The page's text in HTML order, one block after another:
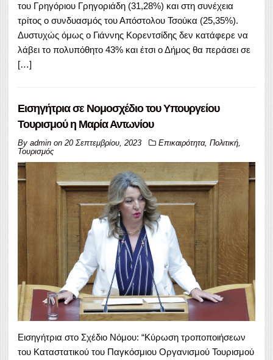
του Γρηγόριου Γρηγοριάδη (31,28%) και στη συνέχεια
τρίτος ο συνδυασμός του Απόστολου Τσούκα (25,35%).
Δυστυχώς όμως ο Γιάννης Κορεντσίδης δεν κατάφερε να
λάβει το πολυπόθητο 43% και έτσι ο Δήμος θα περάσει σε
[…]
Εισηγήτρια σε Νομοσχέδιο του Υπουργείου
Τουρισμού η Μαρία Αντωνίου
By admin on 20 Σεπτεμβρίου, 2023 Επικαιρότητα, Πολιτική,
Τουρισμός
Εισηγήτρια στο Σχέδιο Νόμου: “Κύρωση τροποποιήσεων
του Καταστατικού του Παγκόσμιου Οργανισμού Τουρισμού